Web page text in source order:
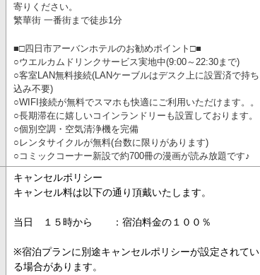
寄りください。
繁華街 一番街まで徒歩1分
■□四日市アーバンホテルのお勧めポイント□■
○ウエルカムドリンクサービス実地中(9:00～22:30まで)
○客室LAN無料接続(LANケーブルはデスク上に設置済で持ち
込み不要)
○WIFI接続が無料でスマホも快適にご利用いただけます。。
○長期滞在に嬉しいコインランドリーも設置しております。
○個別空調・空気清浄機を完備
○レンタサイクルが無料(台数に限りがあります)
○コミックコーナー新設で約700冊の漫画が読み放題です♪
キャンセルポリシー
キャンセル料は以下の通り頂戴いたします。
当日 １５時から ：宿泊料金の１００％
※宿泊プランに別途キャンセルポリシーが設定されてい
る場合があります。